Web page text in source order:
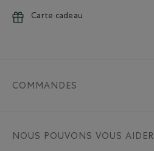
Carte cadeau
COMMANDES
NOUS POUVONS VOUS AIDER